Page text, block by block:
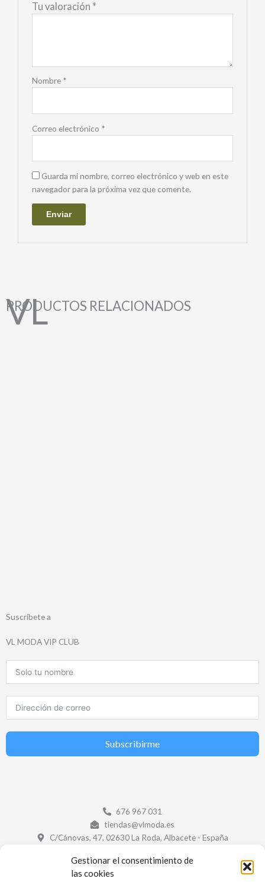
Gestionar el consentimiento de
las cookies
Tu valoración *
Nombre *
Correo electrónico *
Guarda mi nombre, correo electrónico y web en este
navegador para la próxima vez que comente.
PRODUCTOS RELACIONADOS
Suscríbete a
VL MODA VIP CLUB
Subscribirme
676 967 031
tiendas@vlmoda.es
C/Cánovas, 47, 02630 La Roda, Albacete - España
¡ECHA UN VISTAZO!